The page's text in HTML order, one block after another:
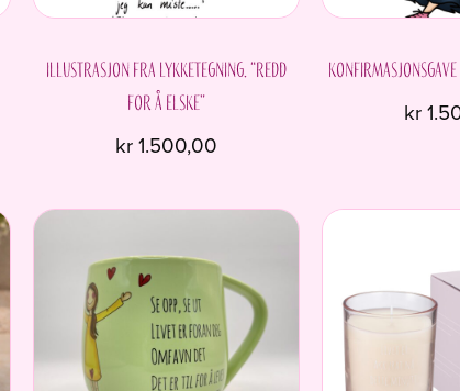
Illustrasjon fra Lykketegning. “Redd
for å elske”
kr1.500,00
kr